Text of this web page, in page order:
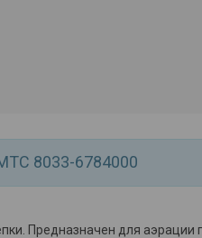
8033-6784000
Предназначен для аэрации